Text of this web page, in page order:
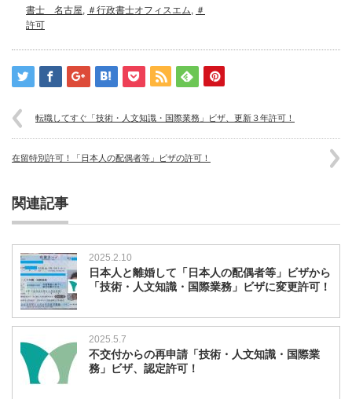
書士 名古屋, ＃行政書士オフィスエム, ＃
許可
転職してすぐ「技術・人文知識・国際業務」ビザ、更新３年許可！
在留特別許可！「日本人の配偶者等」ビザの許可！
関連記事
2025.2.10
日本人と離婚して「日本人の配偶者等」ビザから
「技術・人文知識・国際業務」ビザに変更許可！
2025.5.7
不交付からの再申請「技術・人文知識・国際業
務」ビザ、認定許可！